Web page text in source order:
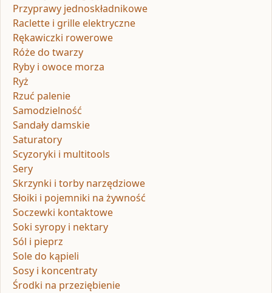
Przyprawy jednoskładnikowe
Raclette i grille elektryczne
Rękawiczki rowerowe
Róże do twarzy
Ryby i owoce morza
Ryż
Rzuć palenie
Samodzielność
Sandały damskie
Saturatory
Scyzoryki i multitools
Sery
Skrzynki i torby narzędziowe
Słoiki i pojemniki na żywność
Soczewki kontaktowe
Soki syropy i nektary
Sól i pieprz
Sole do kąpieli
Sosy i koncentraty
Środki na przeziębienie